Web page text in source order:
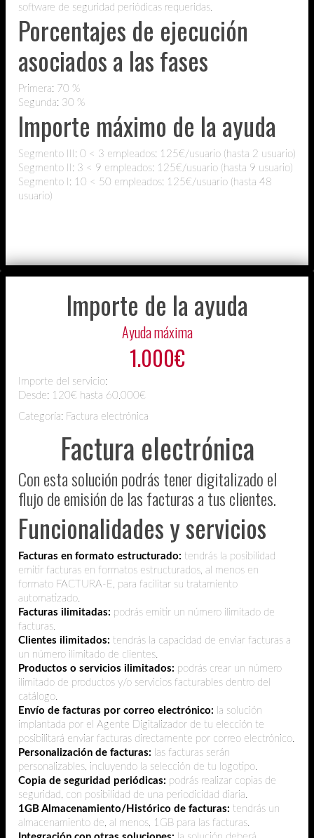
software de seguridad periódicas requeridas.
Porcentajes de ejecución
asociados a las fases
Primera: 70 %
Segunda: 30 %
Importe máximo de la ayuda
Segmento III: 0 < 3 empleados: 125€/usuario (hasta 2 usuario)
Segmento II: 3 < 9 empleados: 125€/usuario (hasta 9 usuario)
Segmento I: 10 < 50 empleados: 125€/usuario (hasta 48
usuario)
Importe de la ayuda
Ayuda máxima
1.000€
Importe del servicio:
Desde: 120€ hasta 60.000€
Categoría: Factura electrónica
Factura electrónica
Con esta solución podrás tener digitalizado el
flujo de emisión de las facturas a tus clientes.
Funcionalidades y servicios
Facturas en formato estructurado: tendrás la posibilidad
emitir facturas en formatos estructurados, al menos en
formato FACTURA-E, para facilitar su tratamiento
automatizado.
Facturas ilimitadas: podrás emitir un número ilimitado de
facturas.
Clientes ilimitados: tendrás la capacidad de enviar facturas a
un número ilimitado de clientes.
Productos o servicios ilimitados: podrás crear un número
ilimitado de productos y/o servicios facturables dentro del
catálogo.
Envío de facturas por correo electrónico: la solución
implantada por el Agente Digitalizador de tu elección te
posibilitará enviar facturas directamente por correo electrónico.
Personalización de facturas: las facturas serán
personalizables, incluyendo la selección de tu logotipo.
Copia de seguridad periódicas: podrás realizar copias de
seguridad, con posibilidad de una periodicidad diaria.
1GB Almacenamiento/Histórico de facturas: tendrás un
almacenamiento de, al menos, 1GB para las facturas.